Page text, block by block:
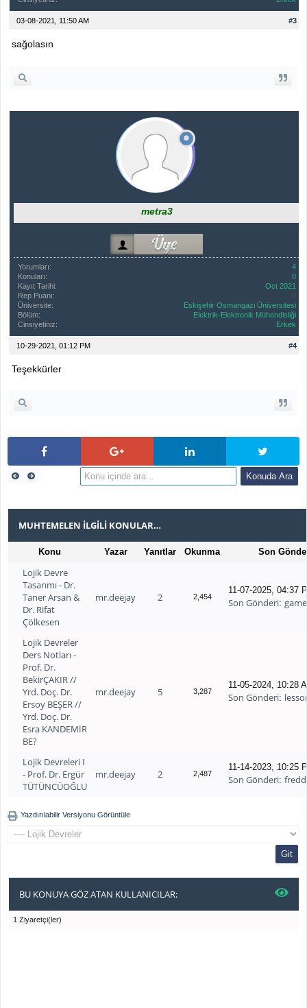
#3
03-08-2021, 11:50 AM
sağolasın
metra3
Yorumları:
4
Konuları:
0
Kayıt Tarihi:
Oct 2021
Rep Puanı:
Üniversite:
Eskişehir Osmangazi Üniversitesi
Bölüm:
Elektrik-Elektronik Mühendisliği
Cinsiyetiniz:
Erkek
#4
10-29-2021, 01:12 PM
Teşekkürler
MUHTEMELEN İLGILI KONULAR…
Konu Yazar Yanıtlar Okunma Son
Lojik Devre
Tasarımı - Dr.
Taner Arsan &
Dr. Rifat
Çölkesen
mr.deejay 2 2,454
11-07-2025, 04:37
Son Gönderi:
Lojik Devreler
Ders Notları -
Prof. Dr.
BekirÇAKIR //
Yrd. Doç. Dr.
Ersoy BEŞER //
Yrd. Doç. Dr.
Esra KANDEMİR
BE?
mr.deejay 5 3,287
11-05-2024, 10:28
Son Gönderi:
Lojik Devreleri I
- Prof. Dr. Ergür
TÜTÜNCÜOĞLU
mr.deejay 2 2,487
11-14-2023, 10:25
Son Gönderi:
Yazdırılabilir Versiyonu Görüntüle
BU KONUYA GÖZ ATAN KULLANICILAR:
1 Ziyaretçi(ler)